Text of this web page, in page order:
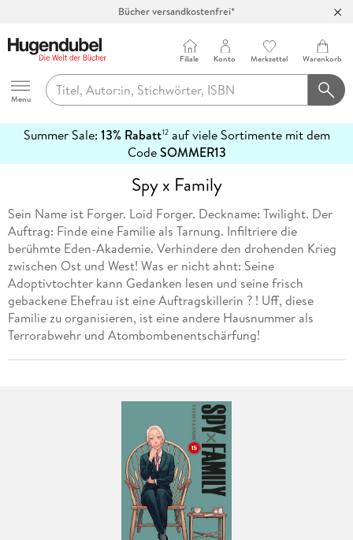
Bücher versandkostenfrei*
Abholung in über 100 Filialen
Hugendubel
Menu
Filiale Konto Merkzettel Warenkorb
Summer Sale: 13% Rabatt12auf viele Sortimente mit dem
CodeSOMMER13
erfahren
Spy x Family
Sein Name ist Forger. Loid Forger. Deckname: Twilight. Der
Auftrag: Finde eine Familie als Tarnung. Infiltriere die
berühmte Eden-Akademie. Verhindere den drohenden Krieg
zwischen Ost und West! Was er nicht ahnt: Seine
Adoptivtochter kann Gedanken lesen und seine frisch
gebackene Ehefrau ist eine Auftragskillerin ? ! Uff, diese
Familie zu organisieren, ist eine andere Hausnummer als
Terrorabwehr und Atombombenentschärfung!